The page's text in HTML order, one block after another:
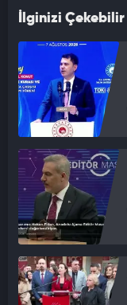
İlginizi Çekebilir